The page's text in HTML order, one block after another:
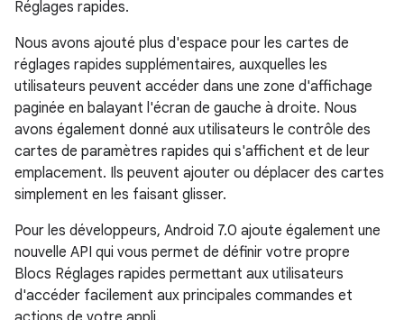
Réglages rapides.
Nous avons ajouté plus d'espace pour les cartes de
réglages rapides supplémentaires, auxquelles les
utilisateurs peuvent accéder dans une zone d'affichage
paginée en balayant l'écran de gauche à droite. Nous
avons également donné aux utilisateurs le contrôle des
cartes de paramètres rapides qui s'affichent et de leur
emplacement. Ils peuvent ajouter ou déplacer des cartes
simplement en les faisant glisser.
Pour les développeurs, Android 7.0 ajoute également une
nouvelle API qui vous permet de définir votre propre
Blocs Réglages rapides permettant aux utilisateurs
d'accéder facilement aux principales commandes et